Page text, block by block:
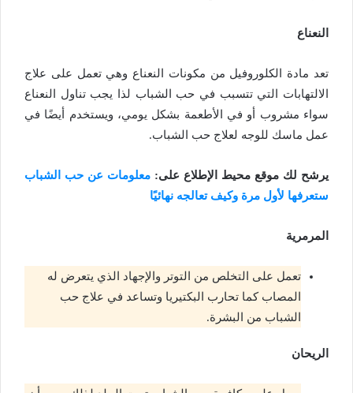
النعناع
تعد مادة الكلوروفيل من مكونات النعناع وهي تعمل على علاج
الالتهابات التي تتسبب في حب الشباب لذا يجب تناول النعناع
سواء مشروب أو في الأطعمة بشكل يومي، ويستخدم أيضًا في
عمل ماسك للوجه لعلاج حب الشباب.
يرشح لك موقع محيط الإطلاع على: معلومات عن حب الشباب
ستعرفها لأول مرة وكيف تعالجه نهائيًا
المرمرية
تعمل على التخلص من التوتر والإجهاد الذي يتعرض له
المصاب كما تحارب البكتيريا وتساعد في علاج حب
الشباب من البشرة.
الريحان